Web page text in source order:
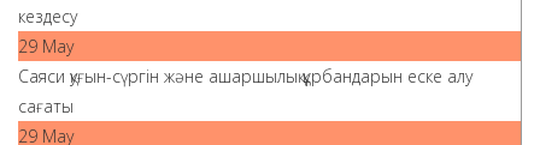
кездесу
29 May
Саяси қуғын-сүргін және ашаршылық құрбандарын еске алу
сағаты
29 May